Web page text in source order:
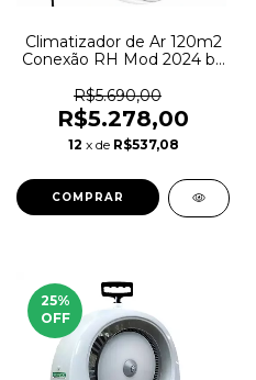
Climatizador de Ar 120m2
Conexão RH Mod 2024 by
R$5.690,00
R$5.278,00
12 x de R$537,08
COMPRAR
25%
OFF